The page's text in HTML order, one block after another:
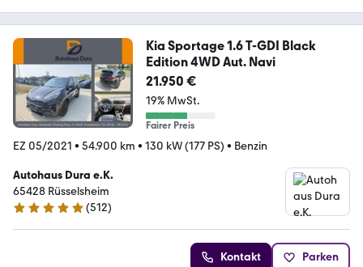
Kia Sportage 1.6 T-GDI Black
Edition 4WD Aut. Navi
21.950 €
19% MwSt.
Fairer Preis
EZ 05/2021 • 54.900 km • 130 kW (177 PS) • Benzin
Autohaus Dura e.K.
65428 Rüsselsheim
4.8 Sterne
(512)
Kontakt Parken